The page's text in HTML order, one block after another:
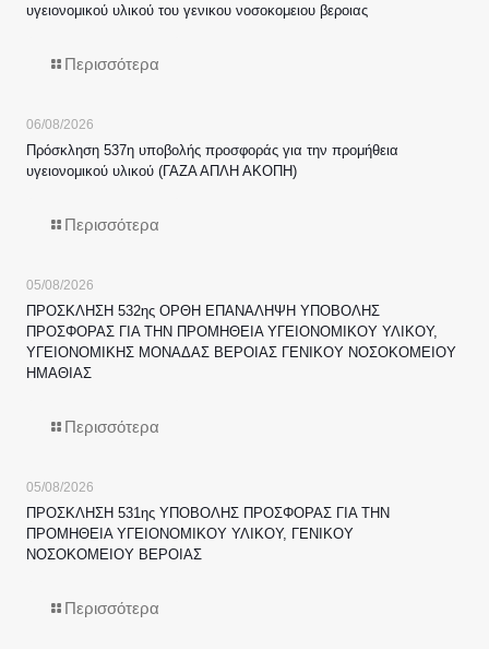
υγειονομικού υλικού του γενικου νοσοκομειου βεροιας
Περισσότερα
06/08/2026
Πρόσκληση 537η υποβολής προσφοράς για την προμήθεια
υγειονομικού υλικού (ΓΑΖΑ ΑΠΛΗ ΑΚΟΠΗ)
Περισσότερα
05/08/2026
ΠΡΟΣΚΛΗΣΗ 532ης ΟΡΘΗ ΕΠΑΝΑΛΗΨΗ ΥΠΟΒΟΛΗΣ
ΠΡΟΣΦΟΡΑΣ ΓΙΑ ΤΗΝ ΠΡΟΜΗΘΕΙΑ ΥΓΕΙΟΝΟΜΙΚΟΥ ΥΛΙΚΟΥ,
ΥΓΕΙΟΝΟΜΙΚΗΣ ΜΟΝΑΔΑΣ ΒΕΡΟΙΑΣ ΓΕΝΙΚΟΥ ΝΟΣΟΚΟΜΕΙΟΥ
ΗΜΑΘΙΑΣ
Περισσότερα
05/08/2026
ΠΡΟΣΚΛΗΣΗ 531ης ΥΠΟΒΟΛΗΣ ΠΡΟΣΦΟΡΑΣ ΓΙΑ ΤΗΝ
ΠΡΟΜΗΘΕΙΑ ΥΓΕΙΟΝΟΜΙΚΟΥ ΥΛΙΚΟΥ, ΓΕΝΙΚΟΥ
ΝΟΣΟΚΟΜΕΙΟΥ ΒΕΡΟΙΑΣ
Περισσότερα